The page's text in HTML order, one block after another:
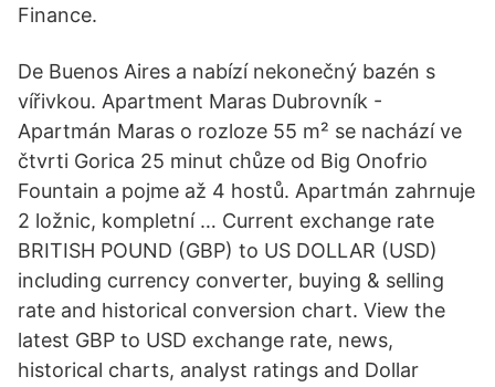
Finance.
De Buenos Aires a nabízí nekonečný bazén s
vířivkou. Apartment Maras Dubrovník -
Apartmán Maras o rozloze 55 m² se nachází ve
čtvrti Gorica 25 minut chůze od Big Onofrio
Fountain a pojme až 4 hostů. Apartmán zahrnuje
2 ložnic, kompletní … Current exchange rate
BRITISH POUND (GBP) to US DOLLAR (USD)
including currency converter, buying & selling
rate and historical conversion chart. View the
latest GBP to USD exchange rate, news,
historical charts, analyst ratings and Dollar